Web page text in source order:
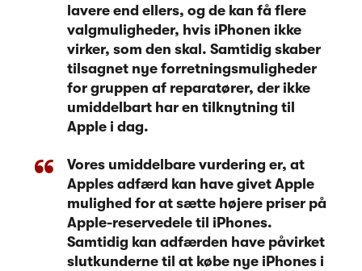
lavere end ellers, og de kan få flere
valgmuligheder, hvis iPhonen ikke
virker, som den skal. Samtidig skaber
tilsagnet nye forretningsmuligheder
for gruppen af reparatører, der ikke
umiddelbart har en tilknytning til
Apple i dag.
Vores umiddelbare vurdering er, at
Apples adfærd kan have givet Apple
mulighed for at sætte højere priser på
Apple-reservedele til iPhones.
Samtidig kan adfærden have påvirket
slutkunderne til at købe nye iPhones i